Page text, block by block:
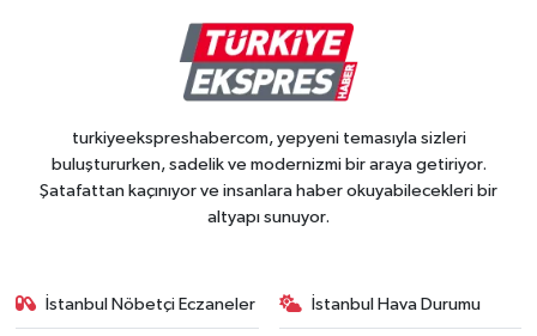
turkiyeekspreshabercom, yepyeni temasıyla sizleri
buluştururken, sadelik ve modernizmi bir araya getiriyor.
Şatafattan kaçınıyor ve insanlara haber okuyabilecekleri bir
altyapı sunuyor.
İstanbul Nöbetçi Eczaneler İstanbul Hava Durumu